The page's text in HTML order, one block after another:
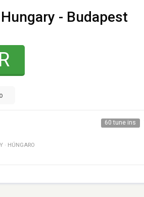
- Budapest
60 tune ins
· HÚNGARO